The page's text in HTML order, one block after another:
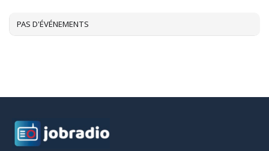
PAS D'ÉVÉNEMENTS